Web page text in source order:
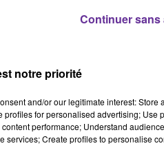
notre priorité
and/or our legitimate interest: Store
for personalised advertising; Use
performance; Understand
services; Create profiles to personalise
Continuer sans